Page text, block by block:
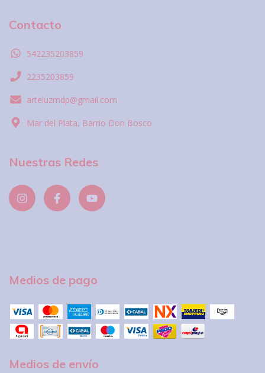
Contacto
542235203859
2235203859
arteluzmdp@gmail.com
Mar del Plata, Barrio Don Bosco
Nuestras Redes
Medios de pago
Medios de envío